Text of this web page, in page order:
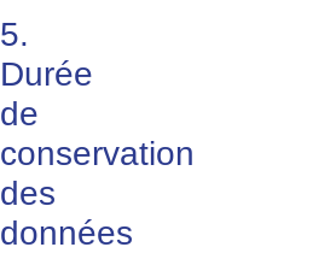
5.
Durée
de
conservation
des
données